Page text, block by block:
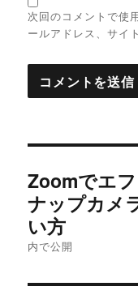
次回のコメントで使
ールアドレス、サイ
稿
ナ
Zoomでエ
ナップカメ
い方
内で公開